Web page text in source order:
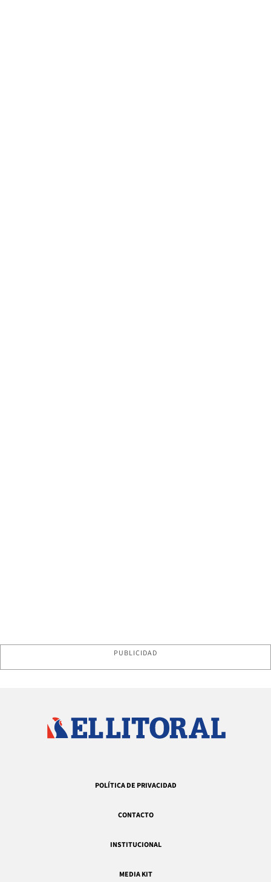
PUBLICIDAD
POLÍTICA DE PRIVACIDAD
CONTACTO
INSTITUCIONAL
MEDIA KIT